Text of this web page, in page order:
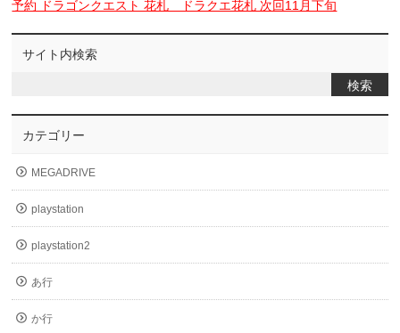
予約 ドラゴンクエスト 花札 ドラクエ花札 次回11月下旬
サイト内検索
カテゴリー
MEGADRIVE
playstation
playstation2
あ行
か行